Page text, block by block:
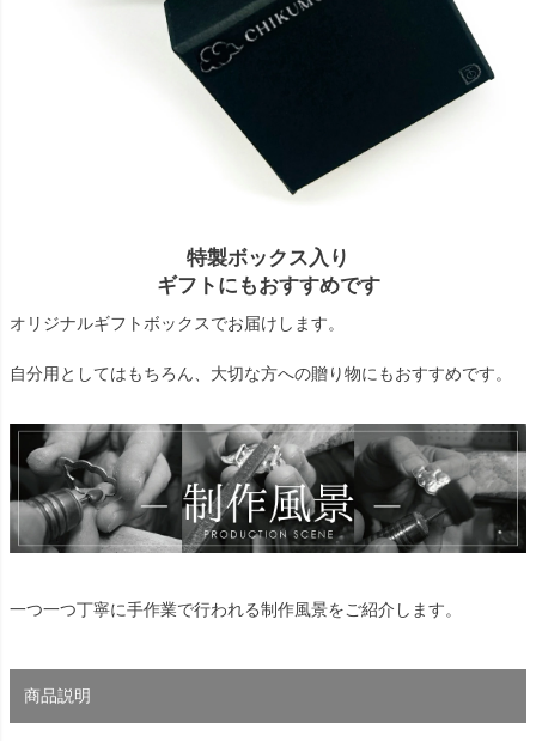
特製ボックス入り
ギフトにもおすすめです
オリジナルギフトボックスでお届けします。
自分用としてはもちろん、大切な方への贈り物にもおすすめです。
一つ一つ丁寧に手作業で行われる制作風景をご紹介します。
商品説明